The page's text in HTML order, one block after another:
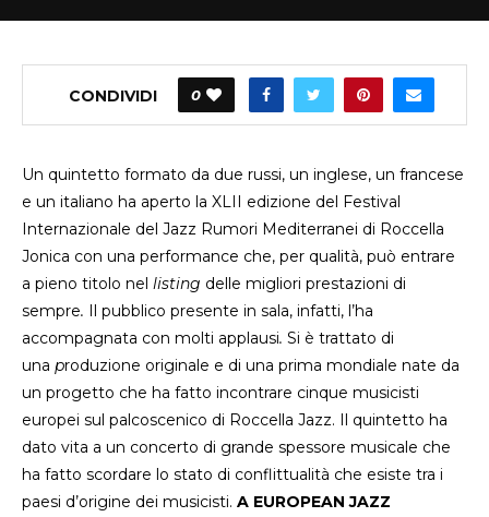
CONDIVIDI 0
Un quintetto formato da due russi, un inglese, un francese
e un italiano ha aperto la XLII edizione del Festival
Internazionale del Jazz Rumori Mediterranei di Roccella
Jonica con una performance che, per qualità, può entrare
a pieno titolo nel listing delle migliori prestazioni di
sempre. Il pubblico presente in sala, infatti, l’ha
accompagnata con molti applausi. Si è trattato di
una produzione originale e di una prima mondiale nate da
un progetto che ha fatto incontrare cinque musicisti
europei sul palcoscenico di Roccella Jazz. Il quintetto ha
dato vita a un concerto di grande spessore musicale che
ha fatto scordare lo stato di conflittualità che esiste tra i
paesi d’origine dei musicisti. A EUROPEAN JAZZ